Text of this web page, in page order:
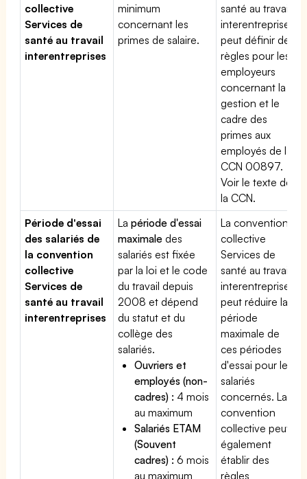
collective
Services de
santé au travail
interentreprises
minimum
concernant les
primes de salaire.
santé au travail
interentreprises
peut définir des
règles pour les
employeurs
concernant la
gestion et le
cadre des
primes aux
employés de la
CCN 00897.
Voir le texte de
la CCN.
Période d'essai
des salariés de
la convention
collective
Services de
santé au travail
interentreprises
Lapériode d'essai
maximale des
salariés est fixée
par la loi et le code
du travail depuis
2008 et dépend
du statut et du
collège des
salariés.
Ouvriers et
employés (non-
cadres) : 4 mois
au maximum
Salariés ETAM
(Souvent
cadres) : 6 mois
au maximum
La convention
collective
Services de
santé au travail
interentreprises
peut réduire la
période
maximale de
ces périodes
d'essai pour les
salariés
concernés. La
convention
collective peut
également
établir des
règles